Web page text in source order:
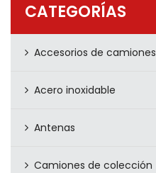
CONTÁCTENOS
CATEGORÍAS
Accesorios de camiones
Acero inoxidable
Antenas
Camiones de colección